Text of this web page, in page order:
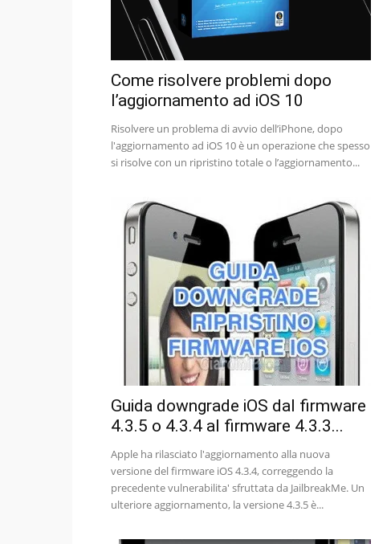
Come risolvere problemi dopo
l’aggiornamento ad iOS 10
Risolvere un problema di avvio dell’iPhone, dopo
l'aggiornamento ad iOS 10 è un operazione che spesso
si risolve con un ripristino totale o l’aggiornamento...
Guida downgrade iOS dal firmware
4.3.5 o 4.3.4 al firmware 4.3.3...
Apple ha rilasciato l'aggiornamento alla nuova
versione del firmware iOS 4.3.4, correggendo la
precedente vulnerabilita' sfruttata da JailbreakMe. Un
ulteriore aggiornamento, la versione 4.3.5 è...